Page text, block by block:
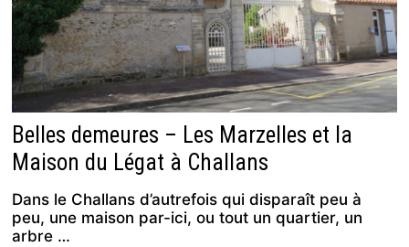
Belles demeures – Les Marzelles et la
Maison du Légat à Challans
Dans le Challans d’autrefois qui disparaît peu à
peu, une maison par-ici, ou tout un quartier, un
arbre …